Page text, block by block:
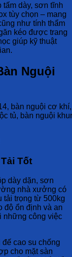
dày, sơn tĩnh
tùy chọn – mang
như tính thẩm
kéo được trang
giúp kỹ thuật
Nguội
Tốt
dày dặn, sơn
nhà xưởng có
tải trọng từ 500kg
độ ổn định và an
những công việc
cao su chống
cho mặt sàn